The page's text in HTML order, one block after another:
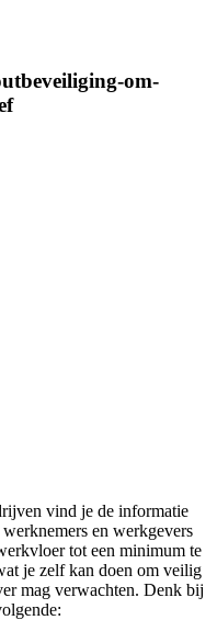
om-
vind je de informatie
en werkgevers
tot een minimum te
je zelf kan doen om veilig
mag verwachten. Denk bij